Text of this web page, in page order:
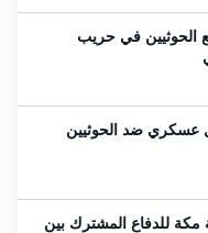
الحوثيين في حريب
عسكري ضد الحوثيين
مكة للدفاع المشترك بين